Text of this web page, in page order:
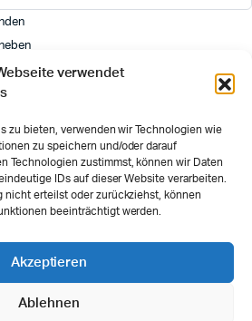
verwendet
zu bieten, verwenden wir Technologien wie
zu speichern und/oder darauf
Technologien zustimmst, können wir Daten
IDs auf dieser Website verarbeiten.
nicht erteilst oder zurückziehst, können
beeinträchtigt werden.
Akzeptieren
Ablehnen
Felder aus. Andere werden